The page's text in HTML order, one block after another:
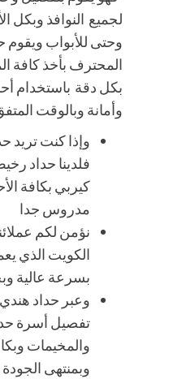
لجميع النوافذ وبكل
وحتى للأبواب ويقوم
المحترف بأخذ كافة
بكل دقة باستخدام
وأمانة وبالوقت
وإذا كنت
فلدينا حداد
كيربي بكافة
مدروس جدا
نؤمن لكم
الكويت الذي
بسرعة عالية
وعبر حداد
تفصيل أسرة
والمخيمات
وبمنتهى الجودة